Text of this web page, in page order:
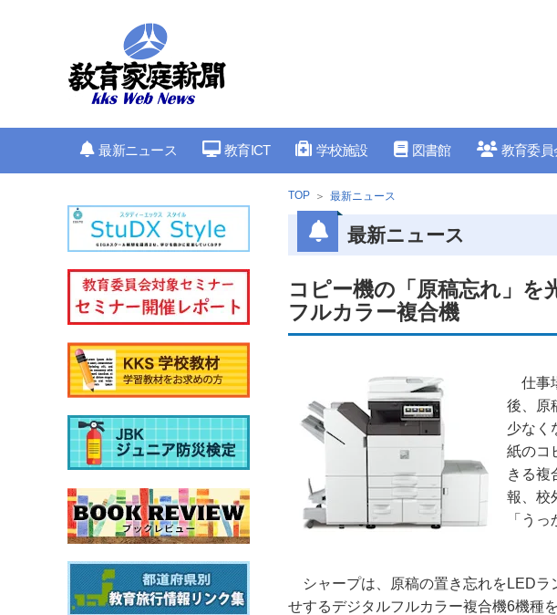
最新ニュース 教育ICT 学校施設 図書館 教育委員
TOP 最新ニュース
最新ニュース
コピー機の「原稿忘れ」
フルカラー複合機
仕事
後、原
少なく
紙のコ
きる複
報、校
「う
シャープは、原稿の置き忘れを LEDラ
せするデジタルフルカラー複合機6機種